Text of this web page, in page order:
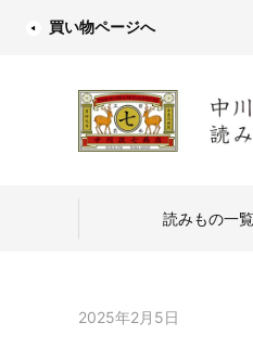
買い物ページへ
読みもの一覧
2025年2月5日